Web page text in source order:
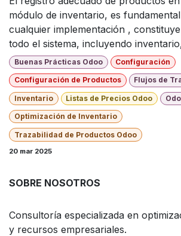
módulo de inventario, es
cualquier implementación ,
todo el sistema, incluyendo
Buenas Prácticas Odoo Configuración
Configuración de Productos Flujos de
Inventario Listas de Precios Odoo
Optimización de Inventario
Trazabilidad de Productos Odoo
20 mar 2025
SOBRE NOSOTROS
Consultoría especializada en
y recursos empresariales.